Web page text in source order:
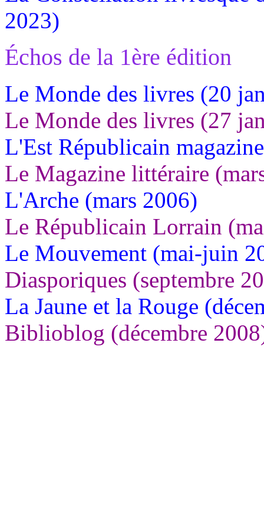
2023)
Échos de la 1ère édition
Le Monde des livres (20
Le Monde des livres (27
L'Est Républicain
Le Magazine littéraire
L'Arche (mars 2006)
Le Républicain Lorrain
Le Mouvement (mai-juin
Diasporiques (septembre
La Jaune et la Rouge
Biblioblog (décembre